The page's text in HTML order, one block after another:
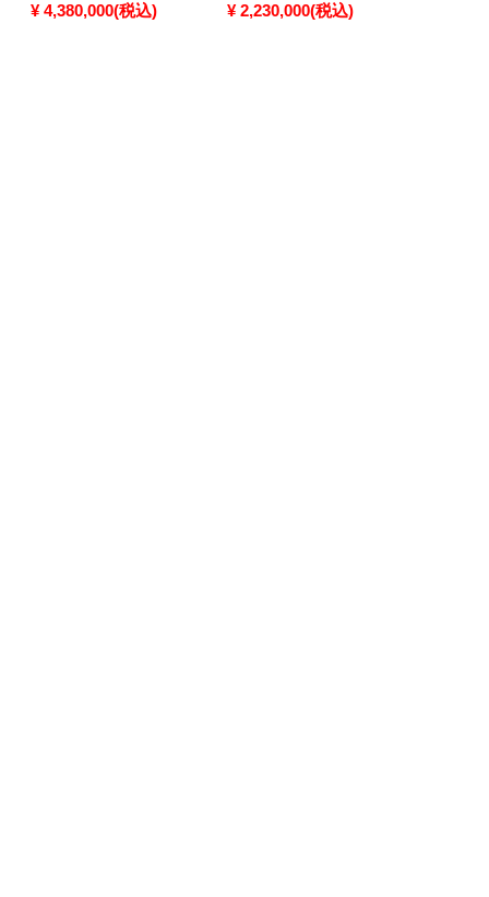
¥ 4,380,000(税込) ¥ 2,230,000(税込)